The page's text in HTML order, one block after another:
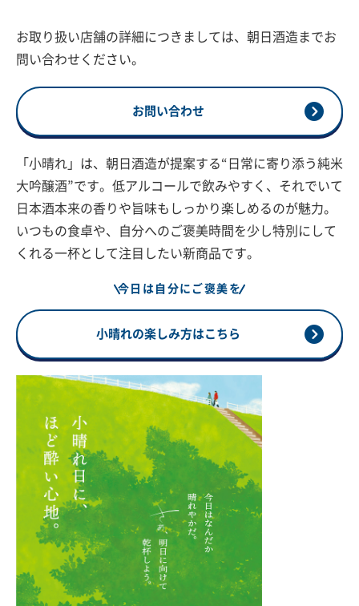
お取り扱い店舗の詳細につきましては、朝日酒造までお
問い合わせください。
お問い合わせ
「小晴れ」は、朝日酒造が提案する“日常に寄り添う純米
大吟醸酒”です。低アルコールで飲みやすく、それでいて
日本酒本来の香りや旨味もしっかり楽しめるのが魅力。
いつもの食卓や、自分へのご褒美時間を少し特別にして
くれる一杯として注目したい新商品です。
今日は自分にご褒美を
小晴れの楽しみ方はこちら